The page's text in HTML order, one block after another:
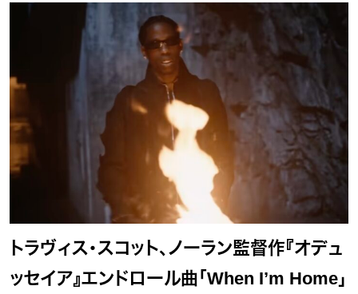
トラヴィス・スコット、ノーラン監督作『オデュ
ッセイア』エンドロール曲「When I’m Home」